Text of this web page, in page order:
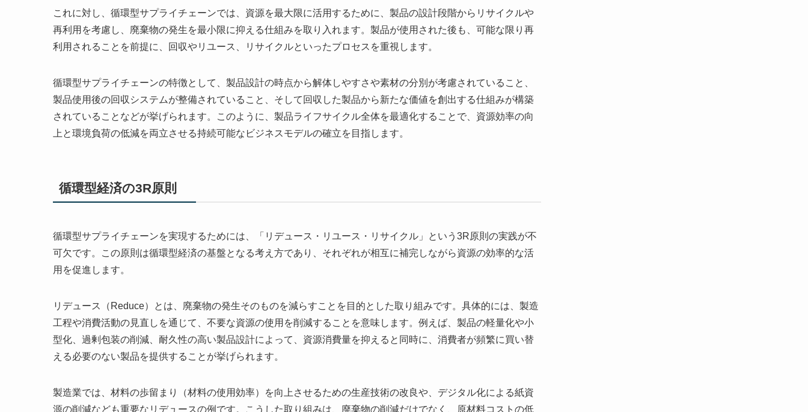
これに対し、循環型サプライチェーンでは、資源を最大限に活用するために、製品の設計段階からリサイクルや
再利用を考慮し、廃棄物の発生を最小限に抑える仕組みを取り入れます。製品が使用された後も、可能な限り再
利用されることを前提に、回収やリユース、リサイクルといったプロセスを重視します。
循環型サプライチェーンの特徴として、製品設計の時点から解体しやすさや素材の分別が考慮されていること、
製品使用後の回収システムが整備されていること、そして回収した製品から新たな価値を創出する仕組みが構築
されていることなどが挙げられます。このように、製品ライフサイクル全体を最適化することで、資源効率の向
上と環境負荷の低減を両立させる持続可能なビジネスモデルの確立を目指します。
循環型経済の3R原則
循環型サプライチェーンを実現するためには、「リデュース・リユース・リサイクル」という3R原則の実践が不
可欠です。この原則は循環型経済の基盤となる考え方であり、それぞれが相互に補完しながら資源の効率的な活
用を促進します。
リデュース（Reduce）とは、廃棄物の発生そのものを減らすことを目的とした取り組みです。具体的には、製造
工程や消費活動の見直しを通じて、不要な資源の使用を削減することを意味します。例えば、製品の軽量化や小
型化、過剰包装の削減、耐久性の高い製品設計によって、資源消費量を抑えると同時に、消費者が頻繁に買い替
える必要のない製品を提供することが挙げられます。
製造業では、材料の歩留まり（材料の使用効率）を向上させるための生産技術の改良や、デジタル化による紙資
源の削減なども重要なリデュースの例です。こうした取り組みは、廃棄物の削減だけでなく、原材料コストの低